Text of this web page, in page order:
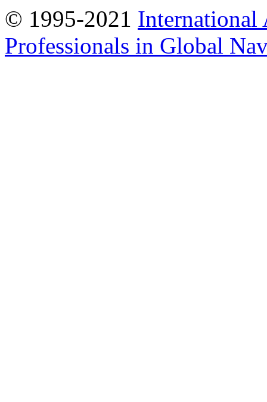
© 1995-2021 International
Professionals in Global